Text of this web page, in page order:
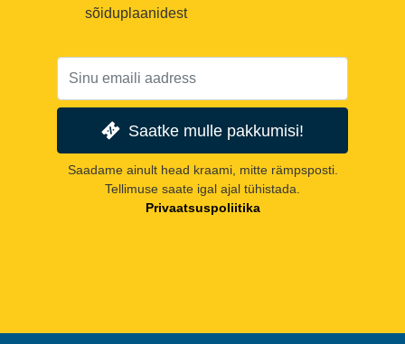
sõiduplaanidest
Saatke mulle pakkumisi!
Saadame ainult head kraami, mitte rämpsposti.
Tellimuse saate igal ajal tühistada.
Privaatsuspoliitika